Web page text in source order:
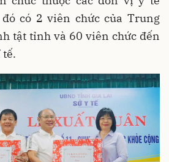
có 2 viên chức của Trung
tật tỉnh và 60 viên chức đến
tế.